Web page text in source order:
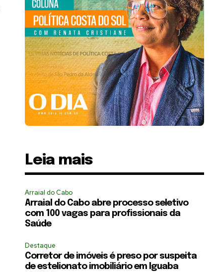
Leia mais
Arraial do Cabo
Arraial do Cabo abre processo seletivo
com 100 vagas para profissionais da
Saúde
Destaque
Corretor de imóveis é preso por suspeita
de estelionato imobiliário em Iguaba